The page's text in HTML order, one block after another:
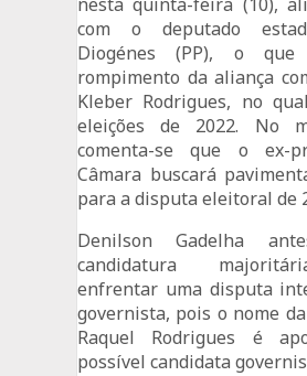
com o deputado
Diogénes (PP), o
rompimento da aliança
Kleber Rodrigues, no
eleições de 2022. No
comenta-se que o ex-
Câmara buscará
para a disputa eleitoral de
Denilson Gadelha
candidatura
enfrentar uma disputa
governista, pois o nome
Raquel Rodrigues é
possível candidata